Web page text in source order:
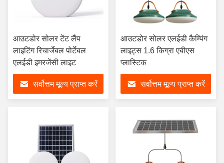
आउटडोर सोलर टेंट लैंप
लाइटिंग रिचार्जेबल पोर्टेबल
एलईडी इमरजेंसी लाइट
सर्वोत्तम मूल्य प्राप्त करें
आउटडोर सोलर एलईडी कैम्पिंग
लाइट्स 1.6 किग्रा एबीएस
प्लास्टिक
सर्वोत्तम मूल्य प्राप्त करें